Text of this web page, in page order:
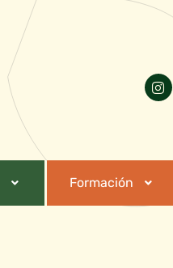
Formación